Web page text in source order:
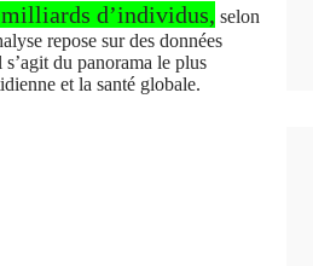
d’individus, selon
repose sur des données
du panorama le plus
et la santé globale.